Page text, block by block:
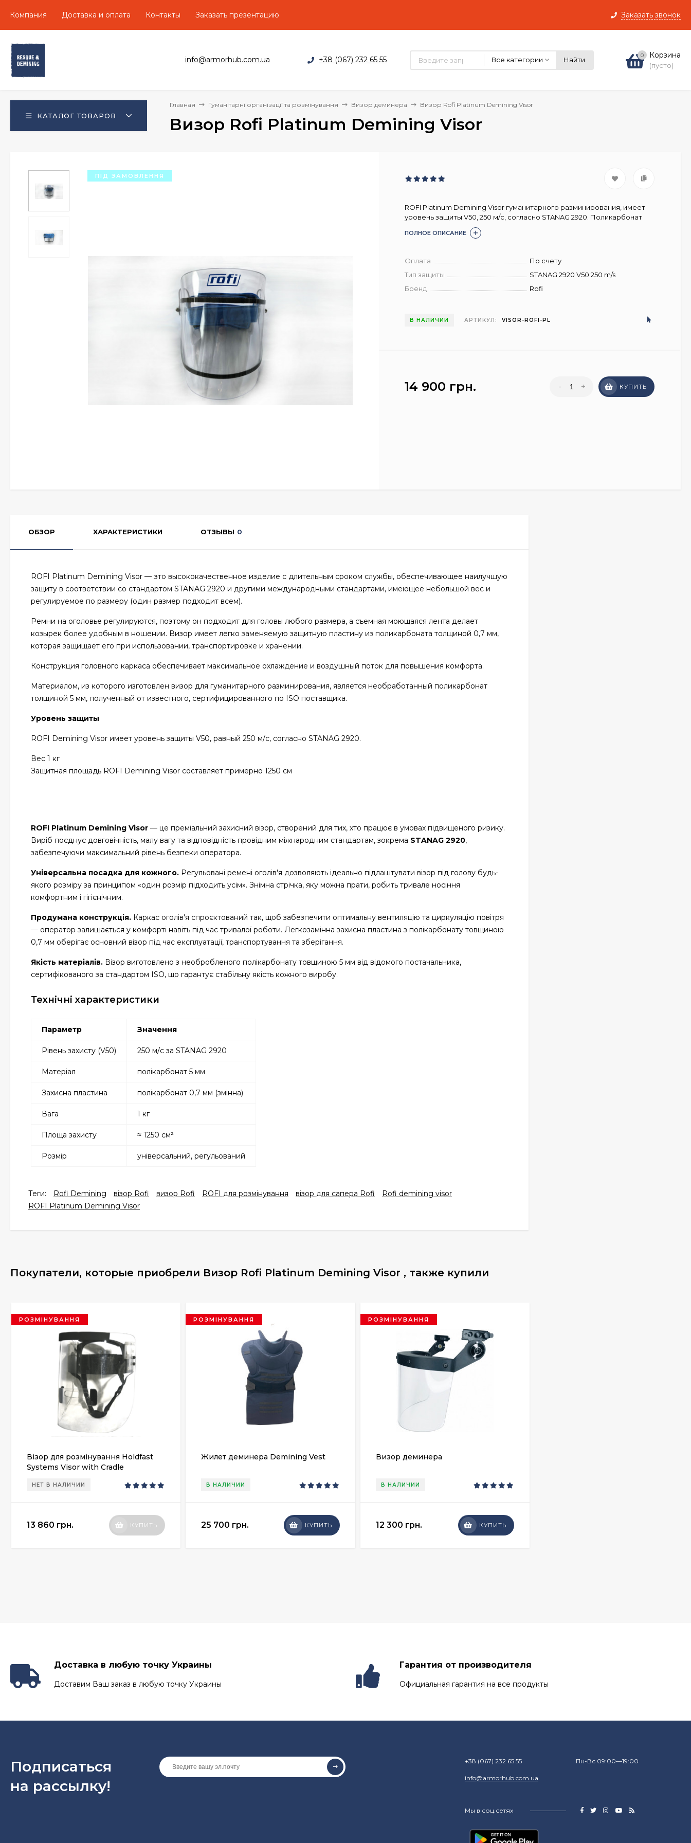
Заказать звонок
Компания Доставка и оплата Контакты Заказать презентацию
info@armorhub.com.ua +38 (067) 232 65 55 Все категории Найти
0 Корзина
(пусто)
КАТАЛОГ ТОВАРОВ
Главная Гуманітарні організації та розмінування Визор деминера Визор Rofi Platinum Demining Visor
Визор Rofi Platinum Demining Visor
ПІД ЗАМОВЛЕННЯ
ROFI Platinum Demining Visor гуманитарного разминирования, имеет
уровень защиты V50, 250 м/с, согласно STANAG 2920. Поликарбонат
ПОЛНОЕ ОПИСАНИЕ
Оплата
По счету
Тип защиты
STANAG 2920 V50 250 m/s
Бренд
Rofi
В НАЛИЧИИ АРТИКУЛ: VISOR-ROFI-PL
14 900 грн. - + КУПИТЬ
ОБЗОР ХАРАКТЕРИСТИКИ ОТЗЫВЫ 0
ROFI Platinum Demining Visor — это высококачественное изделие с длительным сроком службы, обеспечивающее наилучшую
защиту в соответствии со стандартом STANAG 2920 и другими международными стандартами, имеющее небольшой вес и
регулируемое по размеру (один размер подходит всем).
Ремни на оголовье регулируются, поэтому он подходит для головы любого размера, а съемная моющаяся лента делает
козырек более удобным в ношении. Визор имеет легко заменяемую защитную пластину из поликарбоната толщиной 0,7 мм,
которая защищает его при использовании, транспортировке и хранении.
Конструкция головного каркаса обеспечивает максимальное охлаждение и воздушный поток для повышения комфорта.
Материалом, из которого изготовлен визор для гуманитарного разминирования, является необработанный поликарбонат
толщиной 5 мм, полученный от известного, сертифицированного по ISO поставщика.
Уровень защиты
ROFI Demining Visor имеет уровень защиты V50, равный 250 м/с, согласно STANAG 2920.
Вес 1 кг
Защитная площадь ROFI Demining Visor составляет примерно 1250 см
ROFI Platinum Demining Visor — це преміальний захисний візор, створений для тих, хто працює в умовах підвищеного ризику.
Виріб поєднує довговічність, малу вагу та відповідність провідним міжнародним стандартам, зокрема STANAG 2920,
забезпечуючи максимальний рівень безпеки оператора.
Універсальна посадка для кожного. Регульовані ремені оголів'я дозволяють ідеально підлаштувати візор під голову будь-
якого розміру за принципом «один розмір підходить усім». Знімна стрічка, яку можна прати, робить тривале носіння
комфортним і гігієнічним.
Продумана конструкція. Каркас оголів'я спроєктований так, щоб забезпечити оптимальну вентиляцію та циркуляцію повітря
— оператор залишається у комфорті навіть під час тривалої роботи. Легкозамінна захисна пластина з полікарбонату товщиною
0,7 мм оберігає основний візор під час експлуатації, транспортування та зберігання.
Якість матеріалів. Візор виготовлено з необробленого полікарбонату товщиною 5 мм від відомого постачальника,
сертифікованого за стандартом ISO, що гарантує стабільну якість кожного виробу.
Технічні характеристики
Параметр Значення
Рівень захисту (V50) 250 м/с за STANAG 2920
Матеріал полікарбонат 5 мм
Захисна пластина полікарбонат 0,7 мм (змінна)
Вага 1 кг
Площа захисту ≈ 1250 см²
Розмір універсальний, регульований
Теги: Rofi Demining візор Rofi визор Rofi ROFI для розмінування візор для сапера Rofi
Rofi demining visor
​ROFI Platinum Demining Visor
Покупатели, которые приобрели Визор Rofi Platinum Demining Visor , также купили
РОЗМІНУВАННЯ
Візор для розмінування Holdfast
Systems Visor with Cradle
НЕТ В НАЛИЧИИ
13 860 грн. КУПИТЬ
РОЗМІНУВАННЯ
Жилет деминера Demining Vest
В НАЛИЧИИ
25 700 грн. КУПИТЬ
РОЗМІНУВАННЯ
Визор деминера
В НАЛИЧИИ
12 300 грн. КУПИТЬ
Доставка в любую точку Украины
Доставим Ваш заказ в любую точку Украины
Гарантия от производителя
Официальная гарантия на все продукты
Подписаться
на рассылкy!
+38 (067) 232 65 55
info@armorhub.com.ua
Пн-Вс 09:00—19:00
Мы в соц.сетях